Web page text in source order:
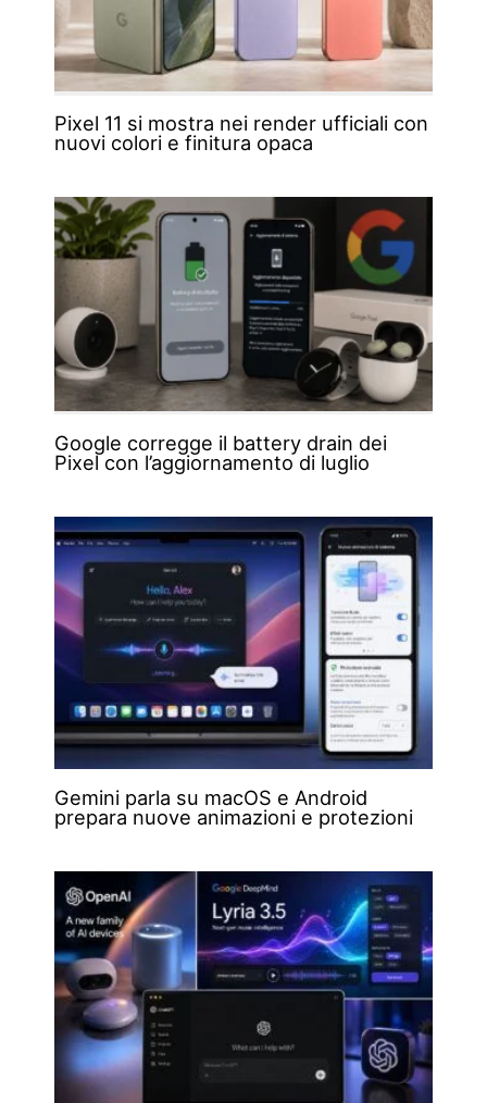
Pixel 11 si mostra nei render ufficiali con
nuovi colori e finitura opaca
Google corregge il battery drain dei
Pixel con l’aggiornamento di luglio
Gemini parla su macOS e Android
prepara nuove animazioni e protezioni